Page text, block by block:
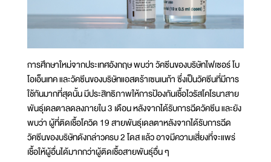
การศึกษาใหม่จากประเทศอังกฤษ พบว่า วัคซีนของบริษัทไฟเซอร์ โบ
โอเอ็นเทค และวัคซีนของบริษัทแอสตร้าเซนเนก้า ซึ่งเป็นวัคซีนที่มีการ
ใช้กันมากที่สุดนั้น มีประสิทธิภาพให้การป้องกันเชื้อไวรัสโคโรนาสาย
พันธุ์เดลตาลดลงภายใน 3 เดือน หลังจากได้รับการฉีดวัคซีน และยัง
พบว่า ผู้ที่ติดเชื้อโควิด 19 สายพันธุ์เดลตาหลังจากได้รับการฉีด
วัคซีนของบริษัทดังกล่าวครบ 2 โดส แล้ว อาจมีความเสี่ยงที่จะแพร่
เชื้อให้ผู้อื่นได้มากกว่าผู้ติดเชื้อสายพันธุ์อื่น ๆ